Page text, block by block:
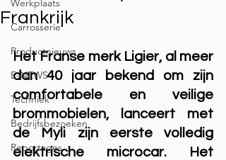
Werkplaats
Carrosserie
Productnieuws
E-NEWS
Techniek
Bedrijfsbezoeken
Reportages
Frankrijk
Het Franse merk Ligier, al meer
dan 40 jaar bekend om zijn
comfortabele en veilige
brommobielen, lanceert met
de Myli zijn eerste volledig
elektrische microcar. Het